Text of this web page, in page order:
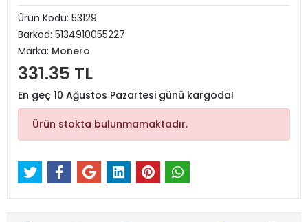
Ürün Kodu: 53129
Barkod: 5134910055227
Marka: Monero
331.35 TL
En geç 10 Ağustos Pazartesi günü kargoda!
Ürün stokta bulunmamaktadır.